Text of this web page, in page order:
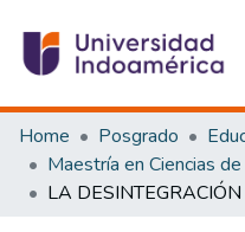
Communities & Collections
All of DSpace
Statistics
Home Posgrado